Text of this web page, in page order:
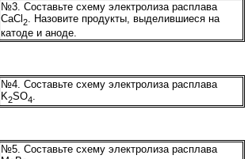
№3. Составьте схему электролиза расплава
СаСl 2. Назовите продукты, выделившиеся на
катоде и аноде.
№4. Составьте схему электролиза расплава
K2SO4
№5. Составьте схему электролиза расплава